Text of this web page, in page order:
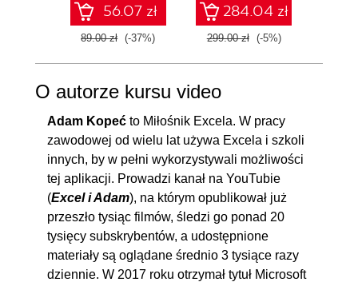
przestawnego i przyciski pól na
wykresie
8. Obliczenia w tabeli przestawnej 00:07:27
8.1. Pole obliczeniowe
8.2. Element obliczeniowy
9. Drukowanie tabel przestawnych 00:07:29
9.1. Drukowanie tabeli
przestawnej
00:01:01
9.2. Drukowanie nagłówków
tabeli przestawnej na górze
każdej strony
00:01:46
56.07 zł
89.00 zł (-37%)
284.04 zł
299.00 zł (-5%)
O autorze kursu video
Adam Kopeć to Miłośnik Excela. W pracy
zawodowej od wielu lat używa Excela i szkoli
innych, by w pełni wykorzystywali możliwości
tej aplikacji. Prowadzi kanał na YouTubie
(Excel i Adam), na którym opublikował już
przeszło tysiąc filmów, śledzi go ponad 20
tysięcy subskrybentów, a udostępnione
materiały są oglądane średnio 3 tysiące razy
dziennie. W 2017 roku otrzymał tytuł Microsoft